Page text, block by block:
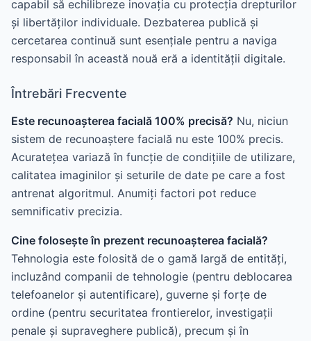
capabil să echilibreze inovația cu protecția drepturilor
și libertăților individuale. Dezbaterea publică și
cercetarea continuă sunt esențiale pentru a naviga
responsabil în această nouă eră a identității digitale.
Întrebări Frecvente
Este recunoașterea facială 100% precisă? Nu, niciun
sistem de recunoaștere facială nu este 100% precis.
Acuratețea variază în funcție de condițiile de utilizare,
calitatea imaginilor și seturile de date pe care a fost
antrenat algoritmul. Anumiți factori pot reduce
semnificativ precizia.
Cine folosește în prezent recunoașterea facială?
Tehnologia este folosită de o gamă largă de entități,
incluzând companii de tehnologie (pentru deblocarea
telefoanelor și autentificare), guverne și forțe de
ordine (pentru securitatea frontierelor, investigații
penale și supraveghere publică), precum și în